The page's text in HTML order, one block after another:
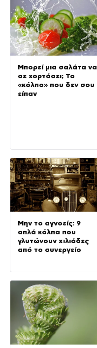
Μπορεί μια σαλάτα να
σε χορτάσει; Το
«κόλπο» που δεν σου
είπαν
Μην το αγνοείς: 9
απλά κόλπα που
γλυτώνουν χιλιάδες
από το συνεργείο